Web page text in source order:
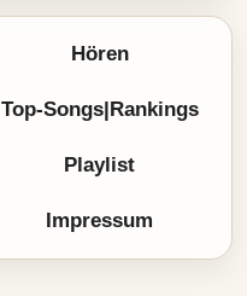
Hören
Top-Songs|Rankings
Playlist
Impressum